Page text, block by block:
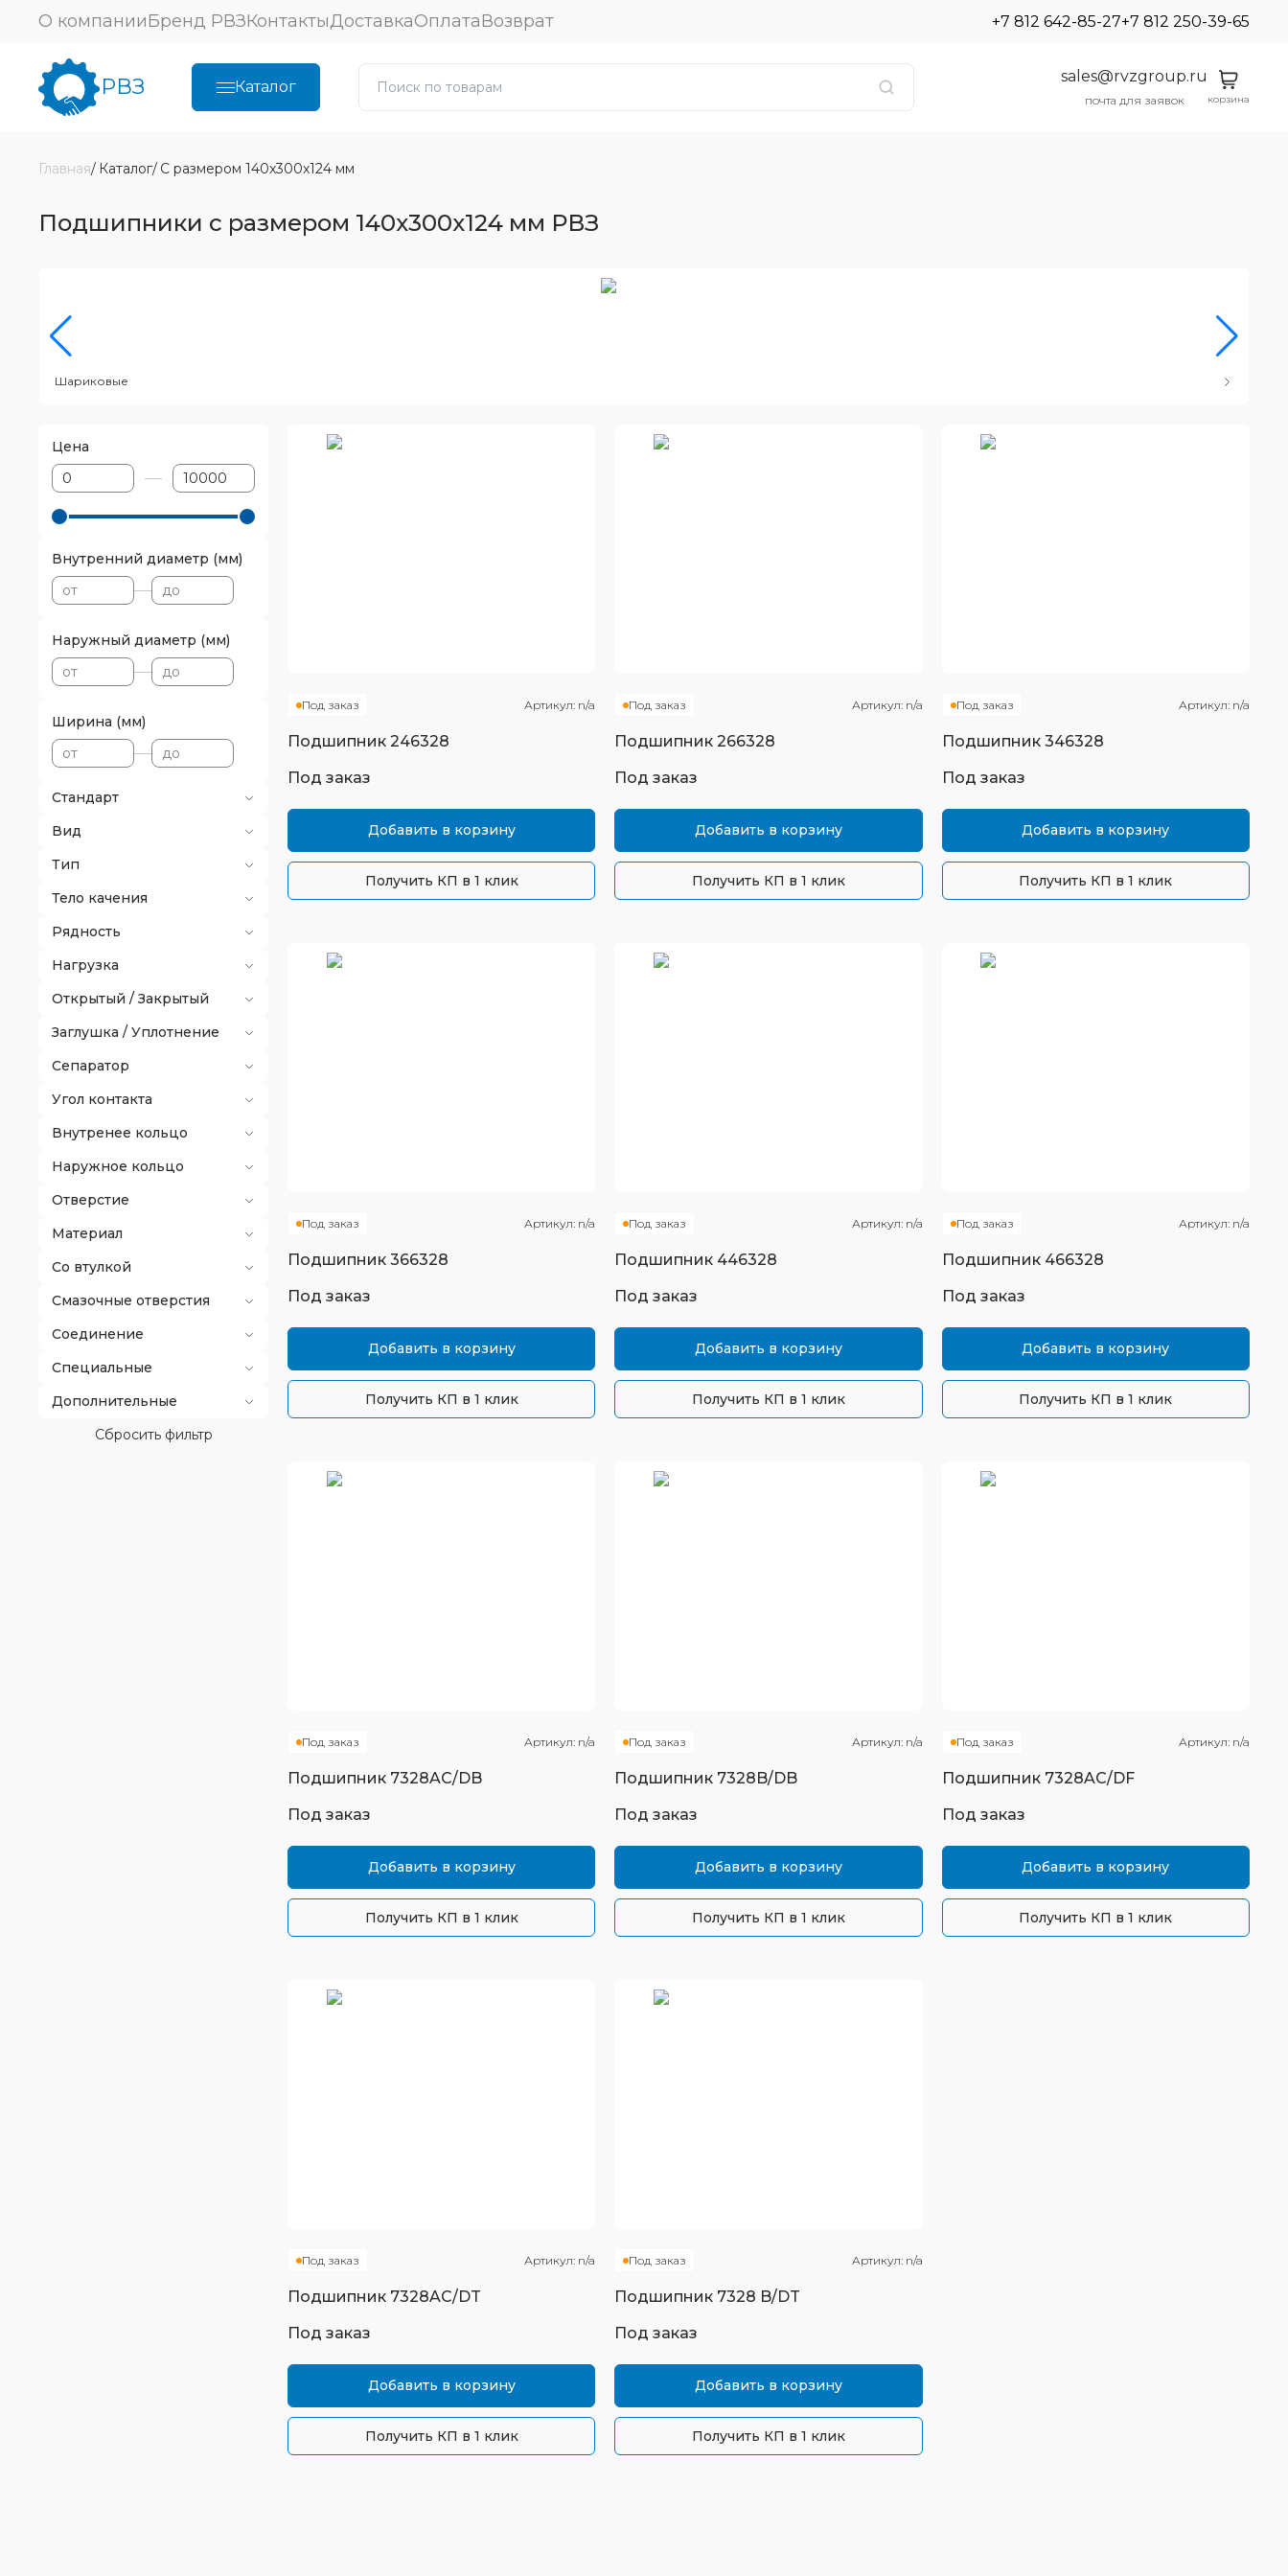
О компанииБренд РВЗКонтактыДоставкаОплатаВозврат +7 812 642-85-27+7 812 250-39-65
РВЗ Каталог
sales@rvzgroup.ru
почта для заявок корзина
Главная Каталог С размером 140x300x124 мм
Подшипники с размером 140x300x124 мм РВЗ
Шариковые
Цена
Внутренний диаметр (мм)
Наружный диаметр (мм)
Ширина (мм)
Стандарт
Вид
Тип
Тело качения
Рядность
Нагрузка
Открытый / Закрытый
Заглушка / Уплотнение
Сепаратор
Угол контакта
Внутренее кольцо
Наружное кольцо
Отверстие
Материал
Со втулкой
Смазочные отверстия
Соединение
Специальные
Дополнительные
Сбросить фильтр
Под заказ Артикул: n/a
Подшипник 246328
Под заказ
Добавить в корзину
Получить КП в 1 клик
Под заказ Артикул: n/a
Подшипник266328
Под заказ
Добавить в корзину
Получить КП в 1 клик
Под заказ Артикул: n/a
Подшипник 346328
Под заказ
Добавить в корзину
Получить КП в 1 клик
Под заказ Артикул: n/a
Подшипник 366328
Под заказ
Добавить в корзину
Получить КП в 1 клик
Под заказ Артикул: n/a
Подшипник 446328
Под заказ
Добавить в корзину
Получить КП в 1 клик
Под заказ Артикул: n/a
Подшипник 466328
Под заказ
Добавить в корзину
Получить КП в 1 клик
Под заказ Артикул: n/a
Подшипник 7328AC/DB
Под заказ
Добавить в корзину
Получить КП в 1 клик
Под заказ Артикул: n/a
Подшипник 7328B/DB
Под заказ
Добавить в корзину
Получить КП в 1 клик
Под заказ Артикул: n/a
Подшипник 7328AC/DF
Под заказ
Добавить в корзину
Получить КП в 1 клик
Под заказ Артикул: n/a
Подшипник 7328AC/DT
Под заказ
Добавить в корзину
Получить КП в 1 клик
Под заказ Артикул: n/a
Подшипник 7328 B/DT
Под заказ
Добавить в корзину
Получить КП в 1 клик